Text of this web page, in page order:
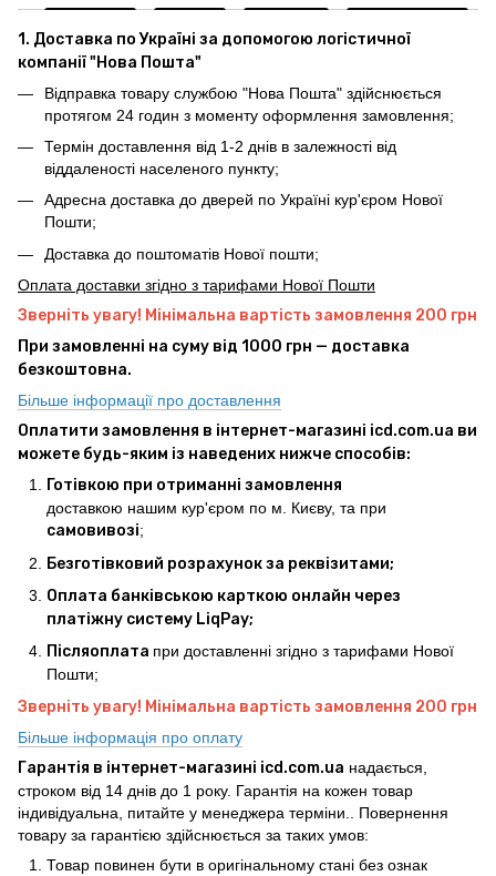
1. Доставка по Україні за допомогою логістичної
компанії "Нова Пошта"
Відправка товару службою "Нова Пошта" здійснюється
протягом 24 годин з моменту оформлення замовлення;
Термін доставлення від 1-2 днів в залежності від
віддаленості населеного пункту;
Адресна доставка до дверей по Україні кур'єром Нової
Пошти;
Доставка до поштоматів Нової пошти;
Оплата доставки згідно з тарифами Нової Пошти
Зверніть увагу! Мінімальна вартість замовлення 200 грн
При замовленні на суму від 1000 грн — доставка
безкоштовна.
Більше інформації про доставлення
Оплатити замовлення в інтернет-магазині icd.com.ua ви
можете будь-яким із наведених нижче способів:
Готівкою при отриманні замовлення
доставкою нашим кур'єром по м. Києву, та при
самовивозі;
Безготівковий розрахунок за реквізитами;
Оплата банківською карткою онлайн через
платіжну систему LiqPay;
Післяоплата при доставленні згідно з тарифами Нової
Пошти;
Зверніть увагу! Мінімальна вартість замовлення 200 грн
Більше інформація про оплату
Гарантія в інтернет-магазині icd.com.ua надається,
строком від 14 днів до 1 року. Гарантія на кожен товар
індивідуальна, питайте у менеджера терміни.. Повернення
товару за гарантією здійснюється за таких умов:
Товар повинен бути в оригінальному стані без ознак